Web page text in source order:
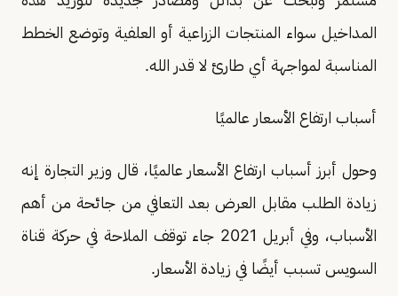
المداخيل سواء المنتجات الزراعية أو العلفية وتوضع الخطط
المناسبة لمواجهة أي طارئ لا قدر الله.
أسباب ارتفاع الأسعار عالميًا
وحول أبرز أسباب ارتفاع الأسعار عالميًا، قال وزير التجارة إنه
زيادة الطلب مقابل العرض بعد التعافي من جائحة من أهم
الأسباب، وفي أبريل 2021 جاء توقف الملاحة في حركة قناة
السويس تسبب أيضًا في زيادة الأسعار.